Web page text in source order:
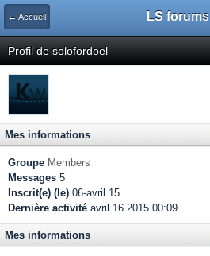
← Accueil LS forums
Profil de solofordoel
Mes informations
Groupe Members
Messages 5
Inscrit(e) (le) 06-avril 15
Dernière activité avril 16 2015 00:09
Mes informations